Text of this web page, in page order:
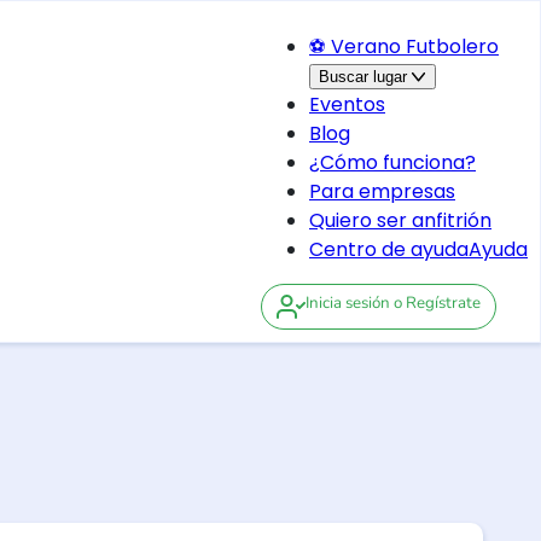
⚽ Verano Futbolero
Buscar lugar
Eventos
Blog
¿Cómo funciona?
Para empresas
Quiero ser anfitrión
Centro de ayudaAyuda
Inicia sesión o Regístrate